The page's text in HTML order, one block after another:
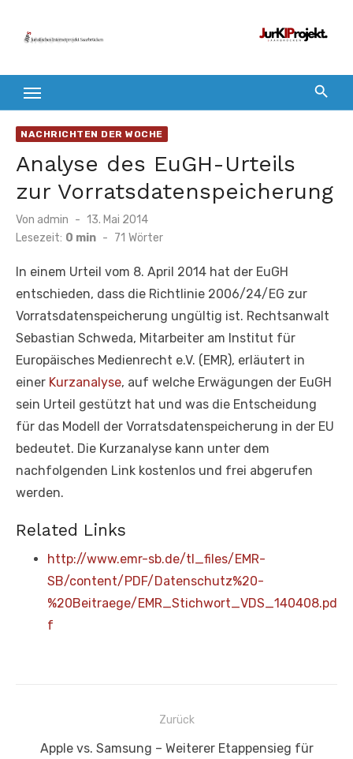
Inhalt
NACHRICHTEN DER WOCHE
Analyse des EuGH-Urteils
zur Vorratsdatenspeicherung
Von admin
Veröffentlicht
am
13. Mai 2014
Lesezeit: 0 min - 71 Wörter
In einem Urteil vom 8. April 2014 hat der EuGH
entschieden, dass die Richtlinie 2006/24/EG zur
Vorratsdatenspeicherung ungültig ist. Rechtsanwalt
Sebastian Schweda, Mitarbeiter am Institut für
Europäisches Medienrecht e.V. (EMR), erläutert in
einer Kurzanalyse, auf welche Erwägungen der EuGH
sein Urteil gestützt hat und was die Entscheidung
für das Modell der Vorratsdatenspeicherung in der EU
bedeutet. Die Kurzanalyse kann unter dem
nachfolgenden Link kostenlos und frei abgerufen
werden.
Related Links
http://www.emr-sb.de/tl_files/EMR-
SB/content/PDF/Datenschutz%20-
%20Beitraege/EMR_Stichwort_VDS_140408.pd
f
Beitragsnavigation
Zurück
Vorheriger
Apple vs. Samsung – Weiterer Etappensieg für